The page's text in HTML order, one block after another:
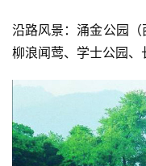
沿路风景：涌金公园（
柳浪闻莺、学士公园、